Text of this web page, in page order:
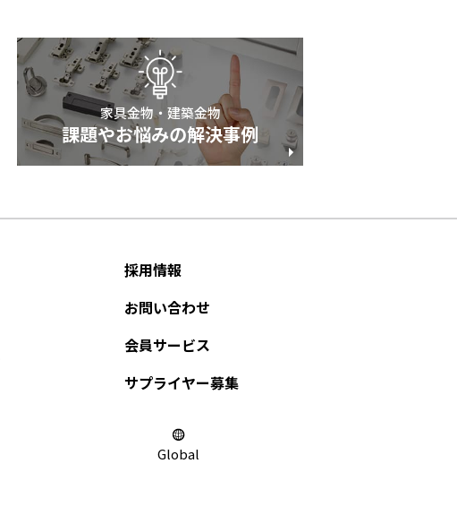
家具金物・建築金物
課題やお悩みの解決事例
採用情報
お問い合わせ
会員サービス
サプライヤー募集
Global